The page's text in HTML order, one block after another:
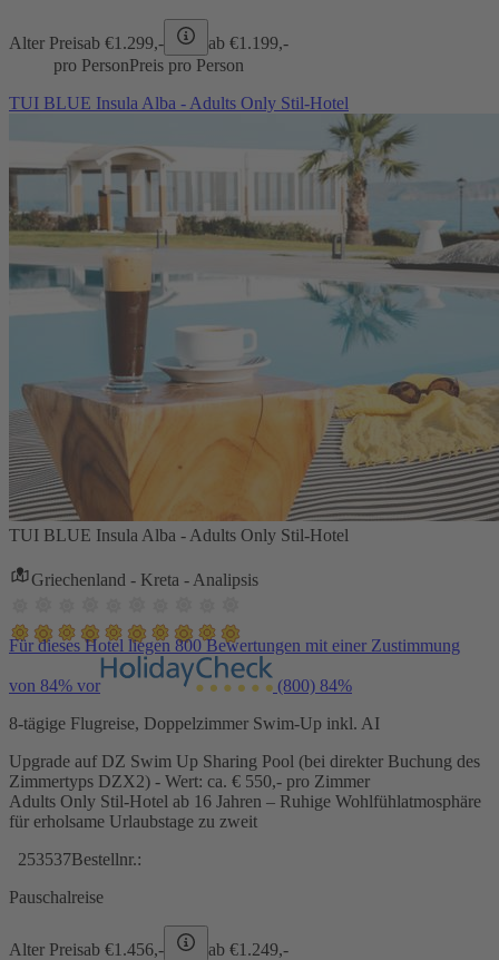
Alter Preisab €1.299,- ab €1.199,-
pro PersonPreis pro Person
TUI BLUE Insula Alba - Adults Only Stil-Hotel
TUI BLUE Insula Alba - Adults Only Stil-Hotel
Griechenland - Kreta - Analipsis
Für dieses Hotel liegen 800 Bewertungen mit einer Zustimmung
von 84% vor (800) 84%
8-tägige Flugreise, Doppelzimmer Swim-Up inkl. AI
Upgrade auf DZ Swim Up Sharing Pool (bei direkter Buchung des
Zimmertyps DZX2) - Wert: ca. € 550,- pro Zimmer
Adults Only Stil-Hotel ab 16 Jahren – Ruhige Wohlfühlatmosphäre
für erholsame Urlaubstage zu zweit
253537Bestellnr.:
Pauschalreise
Alter Preisab €1.456,- ab €1.249,-